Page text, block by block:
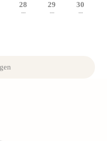
28
---
29
---
30
---